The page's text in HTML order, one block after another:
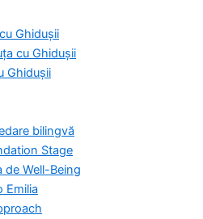
Ghidușii
cu Ghidușii
Ghidușii
bilingvă
Stage
de Well-Being
Emilia